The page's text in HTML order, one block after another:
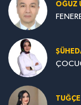
OĞUZ